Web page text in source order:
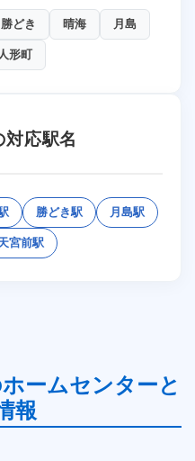
勝どき 晴海 月島
形町
応駅名
勝どき駅 月島駅
宮前駅
ームセンターと
報